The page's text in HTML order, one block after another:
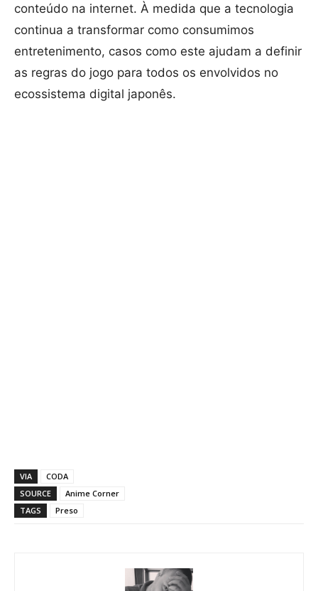
conteúdo na internet. À medida que a tecnologia
continua a transformar como consumimos
entretenimento, casos como este ajudam a definir
as regras do jogo para todos os envolvidos no
ecossistema digital japonês.
VIA
CODA
SOURCE
Anime Corner
TAGS
Preso